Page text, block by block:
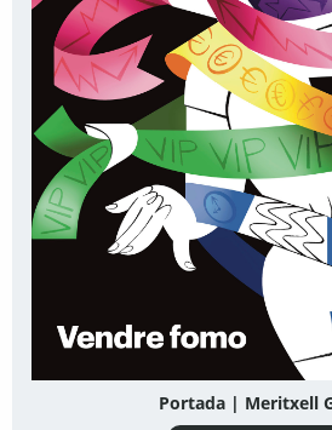
Portada | Meritxell